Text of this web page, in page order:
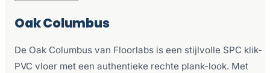
Oak Columbus
De Oak Columbus van Floorlabs is een stijlvolle SPC klik-
PVC vloer met een authentieke rechte plank-look. Met